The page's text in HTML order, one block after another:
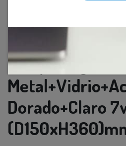
Lamp. Colg. Led
Dorado+Claro